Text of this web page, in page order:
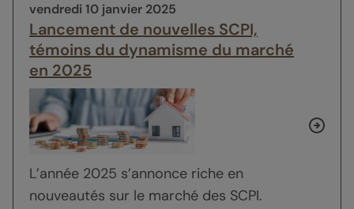
vendredi 10 janvier 2025
Lancement de nouvelles SCPI,
témoins du dynamisme du marché
en 2025
L’année 2025 s’annonce riche en
nouveautés sur le marché des SCPI.